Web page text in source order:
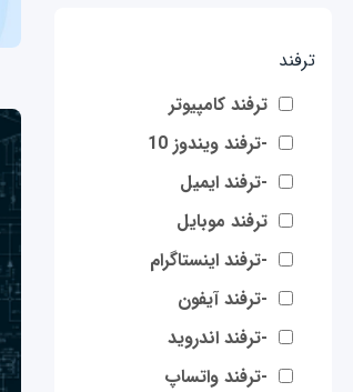
ترفند
ترفند کامپیوتر
-ترفند ویندوز 10
-ترفند ایمیل
ترفند موبایل
-ترفند اینستاگرام
-ترفند آیفون
-ترفند اندروید
-ترفند واتساپ